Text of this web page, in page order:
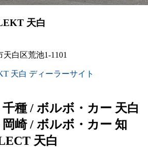
天白
白区荒池1-1101
天白 ディーラーサイト
種 / ボルボ・カー 天白
崎 / ボルボ・カー 知
天白